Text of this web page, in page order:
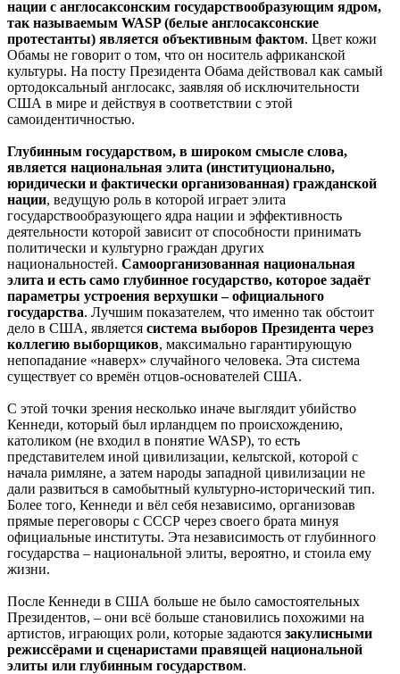
нации с англосаксонским государствообразующим ядром,
так называемым WASP (белые англосаксонские
протестанты) является объективным фактом. Цвет кожи
Обамы не говорит о том, что он носитель африканской
культуры. На посту Президента Обама действовал как самый
ортодоксальный англосакс, заявляя об исключительности
США в мире и действуя в соответствии с этой
самоидентичностью.
Глубинным государством, в широком смысле слова,
является национальная элита (институционально,
юридически и фактически организованная) гражданской
нации, ведущую роль в которой играет элита
государствообразующего ядра нации и эффективность
деятельности которой зависит от способности принимать
политически и культурно граждан других
национальностей. Самоорганизованная национальная
элита и есть само глубинное государство, которое задаёт
параметры устроения верхушки – официального
государства. Лучшим показателем, что именно так обстоит
дело в США, является система выборов Президента через
коллегию выборщиков, максимально гарантирующую
непопадание «наверх» случайного человека. Эта система
существует со времён отцов-основателей США.
С этой точки зрения несколько иначе выглядит убийство
Кеннеди, который был ирландцем по происхождению,
католиком (не входил в понятие WASP), то есть
представителем иной цивилизации, кельтской, которой с
начала римляне, а затем народы западной цивилизации не
дали развиться в самобытный культурно-исторический тип.
Более того, Кеннеди и вёл себя независимо, организовав
прямые переговоры с СССР через своего брата минуя
официальные институты. Эта независимость от глубинного
государства – национальной элиты, вероятно, и стоила ему
жизни.
После Кеннеди в США больше не было самостоятельных
Президентов, – они всё больше становились похожими на
артистов, играющих роли, которые задаются закулисными
режиссёрами и сценаристами правящей национальной
элиты или глубинным государством.